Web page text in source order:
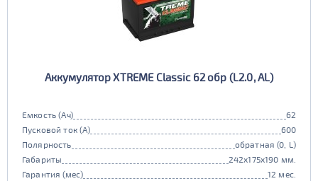
Аккумулятор XTREME Classic 62 обр (L2.0, AL)
Емкость (Ач)
62
Пусковой ток (А)
600
Полярность
обратная (0, L)
Габариты
242x175x190 мм.
Гарантия (мес)
12 мес.